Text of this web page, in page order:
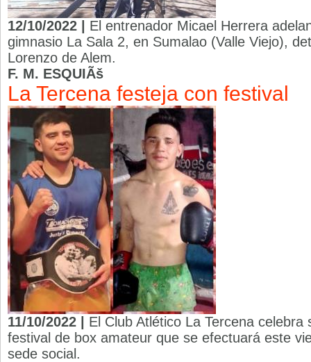
12/10/2022 | El entrenador Micael Herrera
gimnasio La Sala 2, en Sumalao (Valle Viejo),
Lorenzo de Alem.
F. M. ESQUIÃš
La Tercena festeja con festival
11/10/2022 | El Club Atlético La Tercena
festival de box amateur que se efectuará este
sede social.